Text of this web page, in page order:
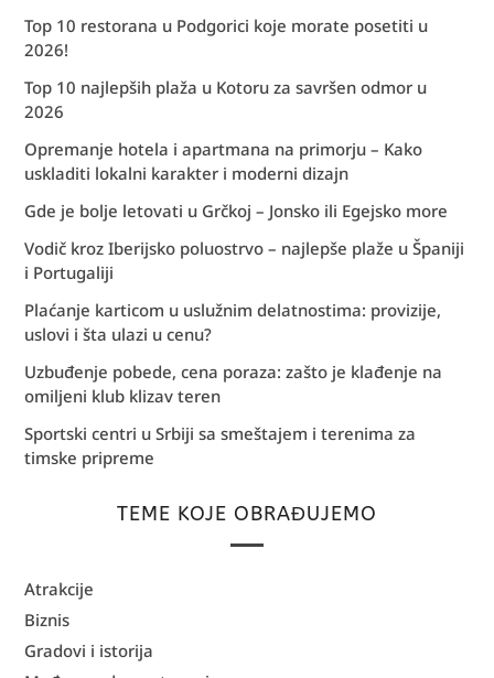
Top 10 restorana u Podgorici koje morate posetiti u
2026!
Top 10 najlepših plaža u Kotoru za savršen odmor u
2026
Opremanje hotela i apartmana na primorju – Kako
uskladiti lokalni karakter i moderni dizajn
Gde je bolje letovati u Grčkoj – Jonsko ili Egejsko more
Vodič kroz Iberijsko poluostrvo – najlepše plaže u Španiji
i Portugaliji
Plaćanje karticom u uslužnim delatnostima: provizije,
uslovi i šta ulazi u cenu?
Uzbuđenje pobede, cena poraza: zašto je klađenje na
omiljeni klub klizav teren
Sportski centri u Srbiji sa smeštajem i terenima za
timske pripreme
TEME KOJE OBRAĐUJEMO
Atrakcije
Biznis
Gradovi i istorija